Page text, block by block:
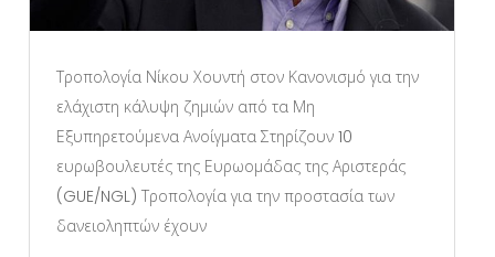
Τροπολογία Νίκου Χουντή στον Κανονισμό για την
ελάχιστη κάλυψη ζημιών από τα Μη
Εξυπηρετούμενα Ανοίγματα Στηρίζουν 10
ευρωβουλευτές της Ευρωομάδας της Αριστεράς
(GUE/NGL) Τροπολογία για την προστασία των
δανειοληπτών έχουν